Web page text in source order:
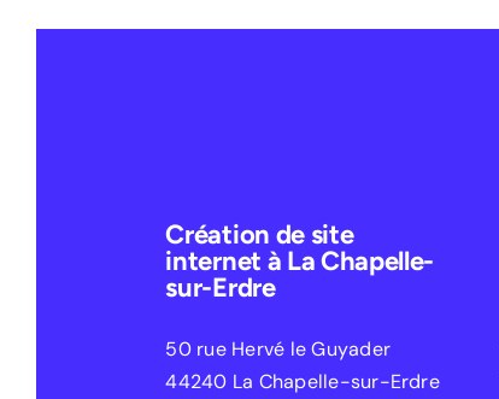
Création de site
internet à La Chapelle-
sur-Erdre
50 rue Hervé le Guyader
44240 La Chapelle-sur-Erdre